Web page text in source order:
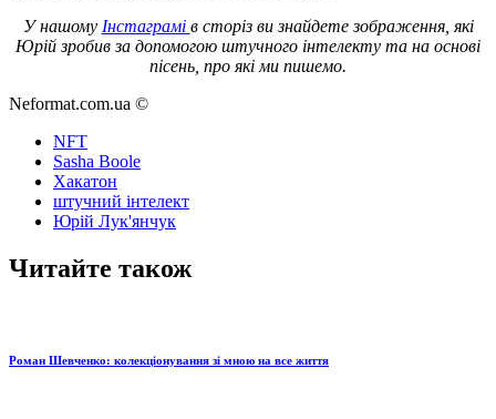
У нашому Інстаграмі в сторіз ви знайдете зображення, які
Юрій зробив за допомогою штучного інтелекту та на основі
пісень, про які ми пишемо.
Neformat.com.ua ©
NFT
Sasha Boole
Хакатон
штучний інтелект
Юрій Лук'янчук
Читайте також
Роман Шевченко: колекціонування зі мною на все життя